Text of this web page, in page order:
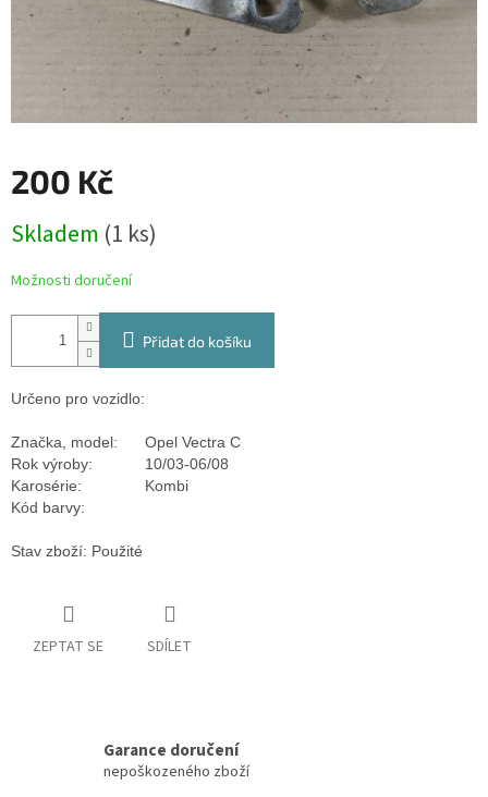
200 Kč
cena:
Skladem (1 ks)
Možnosti doručení
Přidat do košíku
Určeno pro vozidlo:
Značka, model:
Opel Vectra C
Rok výroby:
10/03-06/08
Karosérie:
Kombi
Kód barvy:
Stav zboží: Použité
ZEPTAT SE SDÍLET
Garance doručení
nepoškozeného zboží